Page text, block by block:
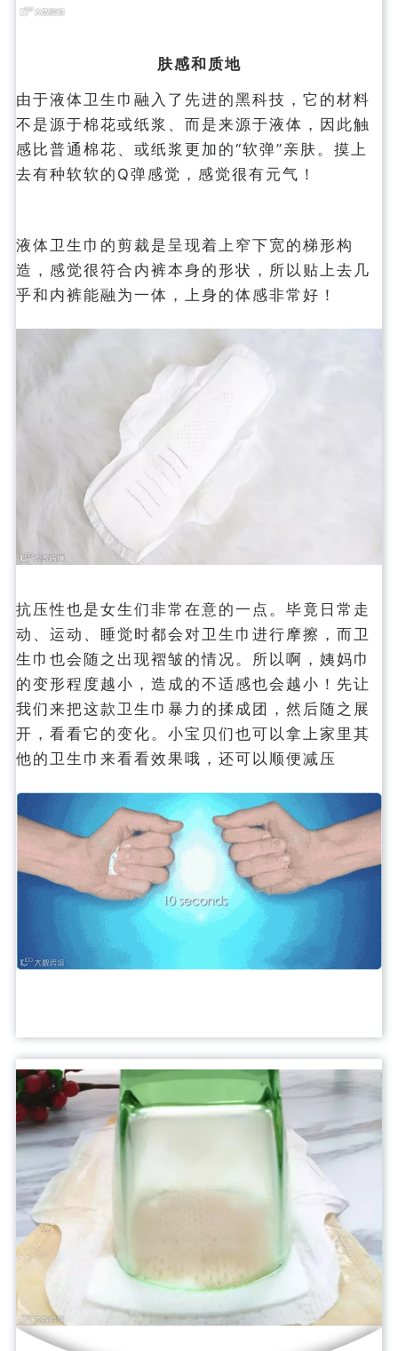
肤感和质地
由于液体卫生巾融入了先进的黑科技，它的材料
不是源于棉花或纸浆、而是来源于液体，因此触
感比普通棉花、或纸浆更加的“软弹”亲肤。摸上
去有种软软的Q弹感觉，感觉很有元气！
液体卫生巾的剪裁是呈现着上窄下宽的梯形构
造，感觉很符合内裤本身的形状，所以贴上去几
乎和内裤能融为一体，上身的体感非常好！
抗压性也是女生们非常在意的一点。毕竟日常走
动、运动、睡觉时都会对卫生巾进行摩擦，而卫
生巾也会随之出现褶皱的情况。所以啊，姨妈巾
的变形程度越小，造成的不适感也会越小！先让
我们来把这款卫生巾暴力的揉成团，然后随之展
开，看看它的变化。小宝贝们也可以拿上家里其
他的卫生巾来看看效果哦，还可以顺便减压